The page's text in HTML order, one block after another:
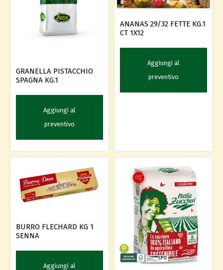
GRANELLA PISTACCHIO
SPAGNA KG.1
Aggiungi al
preventivo
ANANAS 29/32 FETTE KG.1
CT 1X12
Aggiungi al
preventivo
BURRO FLECHARD KG 1
SENNA
Aggiungi al